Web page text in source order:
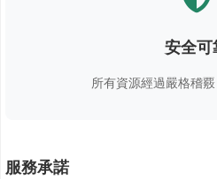
安全可
所有資源經過嚴格稽
服務承諾